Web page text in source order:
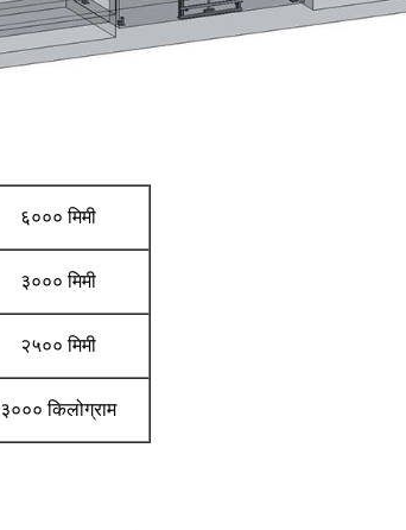
६००० मिमी
३००० मिमी
२५०० मिमी
३००० किलोग्राम